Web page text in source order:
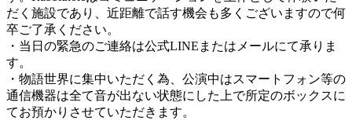
だく施設であり、近距離で話す機会も多くございますので何
卒ご了承ください。
・当日の緊急のご連絡は公式LINEまたはメールにて承りま
す。
・物語世界に集中いただく為、公演中はスマートフォン等の
通信機器は全て音が出ない状態にした上で所定のボックスに
てお預かりさせていただきます。